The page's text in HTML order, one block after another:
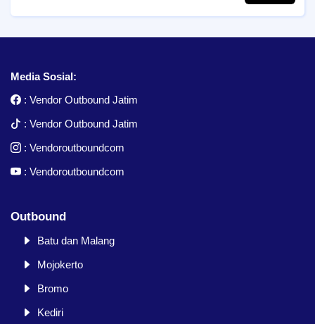
Media Sosial:
: Vendor Outbound Jatim
: Vendor Outbound Jatim
: Vendoroutboundcom
: Vendoroutboundcom
Outbound
Batu dan Malang
Mojokerto
Bromo
Kediri